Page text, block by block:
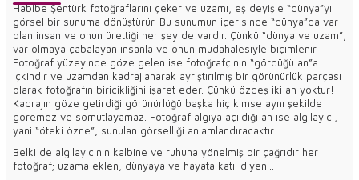
Habibe Şentürk fotoğraflarını çeker ve uzamı, eş deyişle “dünya”yı
görsel bir sunuma dönüştürür. Bu sunumun içerisinde “dünya”da var
olan insan ve onun ürettiği her şey de vardır. Çünkü “dünya ve uzam”,
var olmaya çabalayan insanla ve onun müdahalesiyle biçimlenir.
Fotoğraf yüzeyinde göze gelen ise fotoğrafçının “gördüğü an”a
içkindir ve uzamdan kadrajlanarak ayrıştırılmış bir görünürlük parçası
olarak fotoğrafın biricikliğini işaret eder. Çünkü özdeş iki an yoktur!
Kadrajın göze getirdiği görünürlüğü başka hiç kimse aynı şekilde
göremez ve somutlayamaz. Fotoğraf algıya açıldığı an ise algılayıcı,
yani “öteki özne”, sunulan görselliği anlamlandıracaktır.
Belki de algılayıcının kalbine ve ruhuna yönelmiş bir çağrıdır her
fotoğraf; uzama eklen, dünyaya ve hayata katıl diyen...